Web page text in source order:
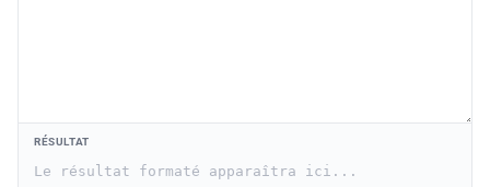
RÉSULTAT
Le résultat formaté apparaîtra ici...